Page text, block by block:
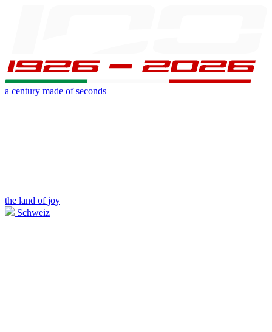
a century made of seconds
the land of joy
Schweiz